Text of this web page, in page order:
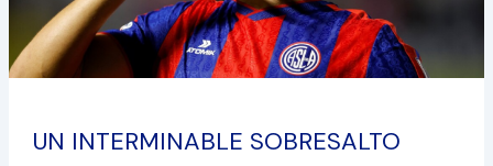
UN INTERMINABLE SOBRESALTO